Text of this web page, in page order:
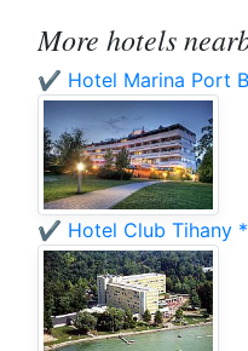
More hotels
✔️ Hotel Marina Port
✔️ Hotel Club Tihany